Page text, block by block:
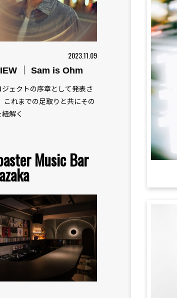
2023.11.09
｜ Sam is Ohm
ェクトの序章として発表さ
これまでの足取りと共にその
解く
Music Bar